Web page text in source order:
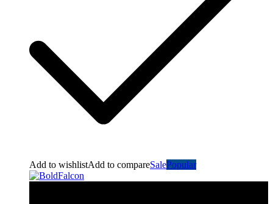
Add to wishlistAdd to compareSalePopular